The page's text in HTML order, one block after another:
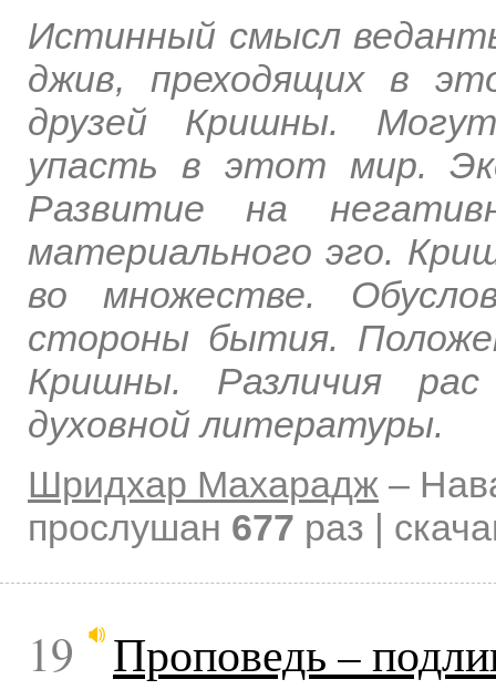
Истинный смысл
джив, преходящих в
друзей Кришны.
упасть в этот мир.
Развитие на
материального эго.
во множестве.
стороны бытия.
Кришны. Различия
духовной литературы.
Шридхар Махарадж –
прослушан 677 раз |
19 Проповедь –